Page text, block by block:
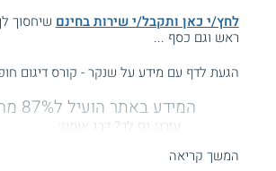
לחץ/י כאן ותקבל/י שירות בחינם שיחסוך
ראש וגם כסף ...
הגעת לדף עם מידע על שנקר - קורס דיגום
המידע באתר הועיל ל87% מהגולשים.
עזרנו גם לך? דרג אותנו:
המשך קריאה